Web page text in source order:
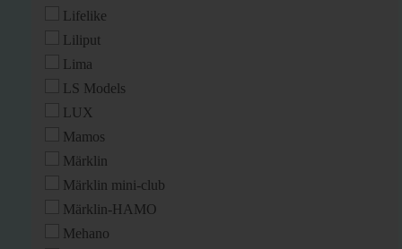
Lifelike
Liliput
Lima
LS Models
LUX
Mamos
Märklin
Märklin mini-club
Märklin-HAMO
Mehano